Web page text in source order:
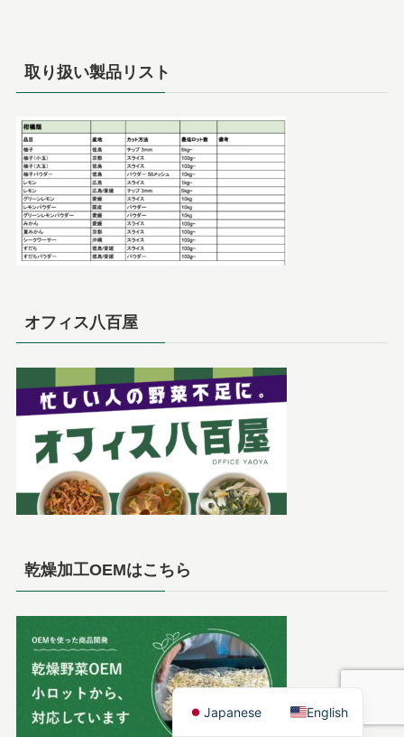
取り扱い製品リスト
オフィス八百屋
乾燥加工OEMはこちら
Japanese English